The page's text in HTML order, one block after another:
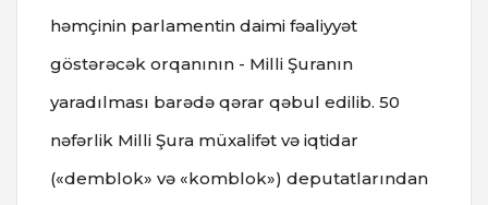
həmçinin parlamentin daimi fəaliyyət
göstərəcək orqanının - Milli Şuranın
yaradılması barədə qərar qəbul edilib. 50
nəfərlik Milli Şura müxalifət və iqtidar
(«demblok» və «komblok») deputatlarından